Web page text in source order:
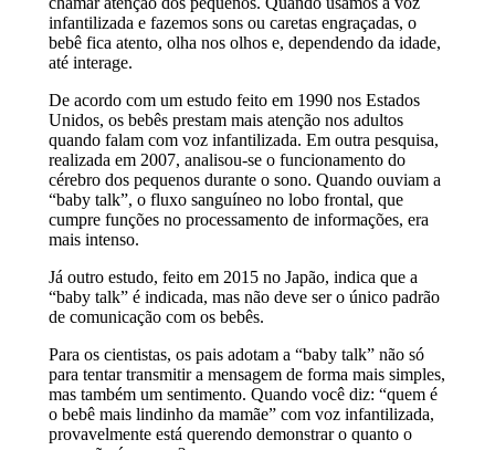
infantilizada e fazemos sons ou caretas engraçadas, o
bebê fica atento, olha nos olhos e, dependendo da idade,
até interage.
De acordo com um estudo feito em 1990 nos Estados
Unidos, os bebês prestam mais atenção nos adultos
quando falam com voz infantilizada. Em outra pesquisa,
realizada em 2007, analisou-se o funcionamento do
cérebro dos pequenos durante o sono. Quando ouviam a
“baby talk”, o fluxo sanguíneo no lobo frontal, que
cumpre funções no processamento de informações, era
mais intenso.
Já outro estudo, feito em 2015 no Japão, indica que a
“baby talk” é indicada, mas não deve ser o único padrão
de comunicação com os bebês.
Para os cientistas, os pais adotam a “baby talk” não só
para tentar transmitir a mensagem de forma mais simples,
mas também um sentimento. Quando você diz: “quem é
o bebê mais lindinho da mamãe” com voz infantilizada,
provavelmente está querendo demonstrar o quanto o